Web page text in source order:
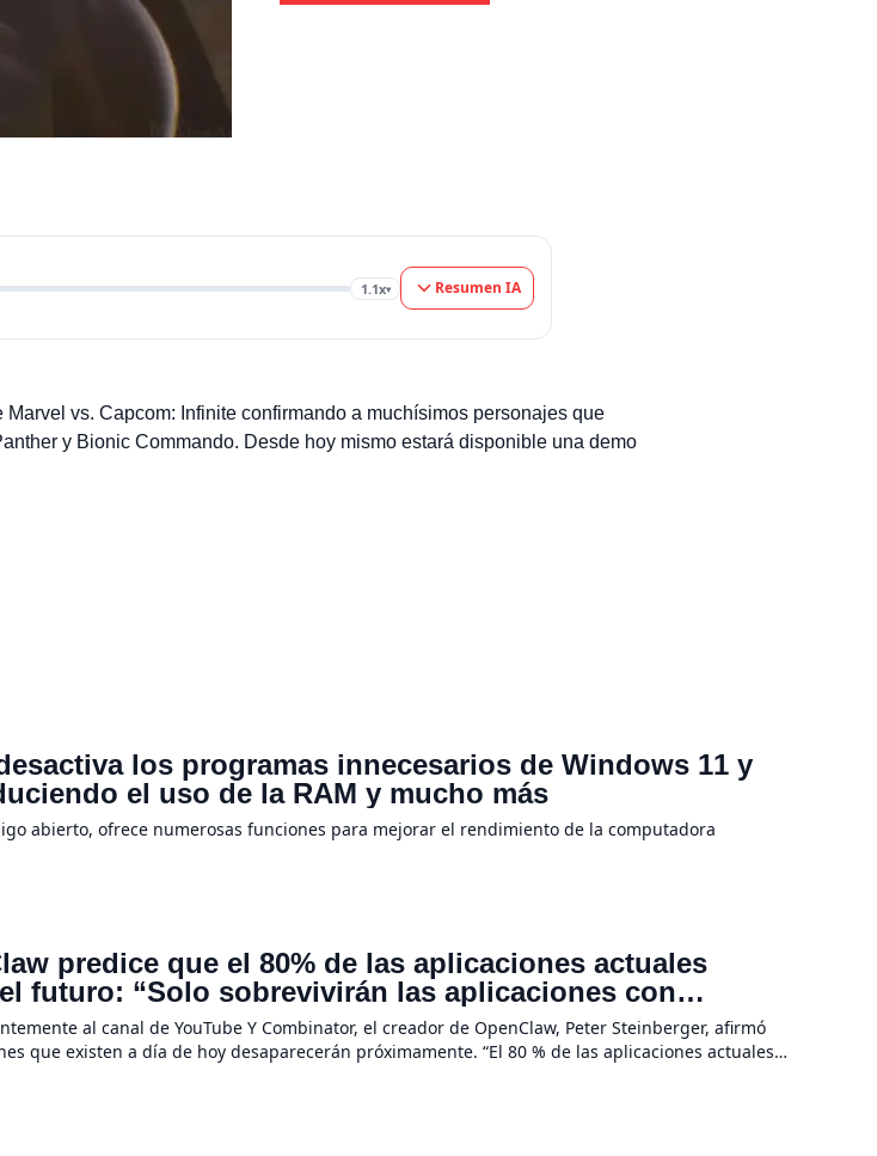
1.1x▾ Resumen IA
vs. Capcom: Infinite confirmando a muchísimos personajes que
y Bionic Commando. Desde hoy mismo estará disponible una demo
los programas innecesarios de Windows 11 y
el uso de la RAM y mucho más
abierto, ofrece numerosas funciones para mejorar el rendimiento de la computadora
predice que el 80% de las aplicaciones actuales
futuro: “Solo sobrevivirán las aplicaciones con
especiales a hardware
al canal de YouTube Y Combinator, el creador de OpenClaw, Peter Steinberger, afirmó
que existen a día de hoy desaparecerán próximamente. “El 80 % de las aplicaciones actuales
Steinberger, quien asegura que la revolución de la IA no se […]